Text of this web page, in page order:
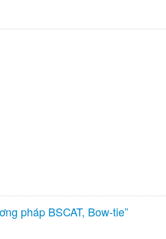
pháp BSCAT, Bow-tie”